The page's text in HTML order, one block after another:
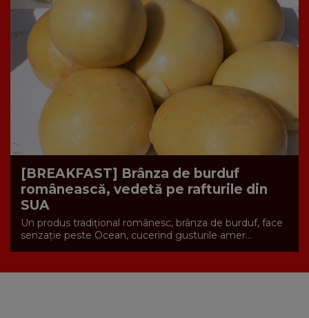
[BREAKFAST] Brânza de burduf
românească, vedetă pe rafturile din
SUA
Un produs tradițional românesc, brânza de burduf, face
senzație peste Ocean, cucerind gusturile amer...